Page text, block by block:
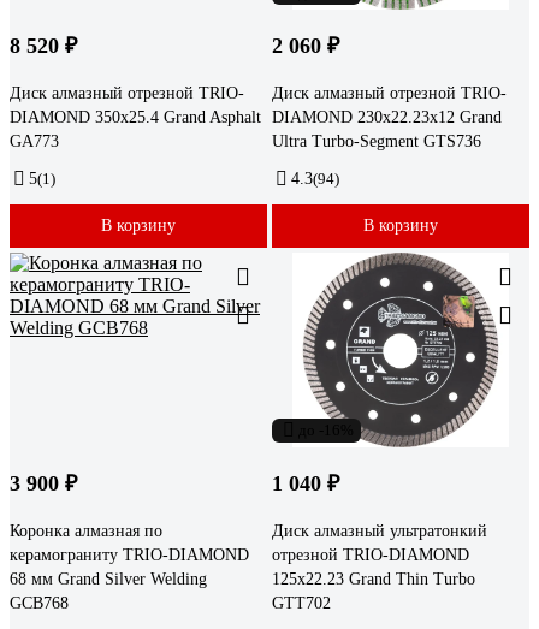
8 520 ₽
Диск алмазный отрезной TRIO-
DIAMOND 350x25.4 Grand Asphalt
GA773
5(1)
В корзину
2 060 ₽
Диск алмазный отрезной TRIO-
DIAMOND 230х22.23x12 Grand
Ultra Turbo-Segment GTS736
4.3(94)
В корзину
3 900 ₽
Коронка алмазная по
керамограниту TRIO-DIAMOND
68 мм Grand Silver Welding
GCB768
1 040 ₽
Диск алмазный ультратонкий
отрезной TRIO-DIAMOND
125x22.23 Grand Thin Turbo
GTT702